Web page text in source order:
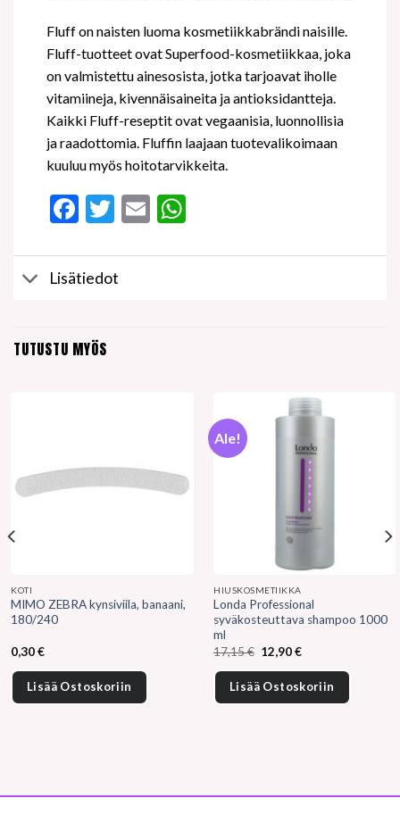
Fluff on naisten luoma kosmetiikkabrändi naisille.
Fluff-tuotteet ovat Superfood-kosmetiikkaa, joka
on valmistettu ainesosista, jotka tarjoavat iholle
vitamiineja, kivennäisaineita ja antioksidantteja.
Kaikki Fluff-reseptit ovat vegaanisia, luonnollisia
ja raadottomia. Fluffin laajaan tuotevalikoimaan
kuuluu myös hoitotarvikkeita.
Facebook
Twitter
EmailWhatsApp
Lisätiedot
TUTUSTU MYÖS
KOTI
MIMO ZEBRA kynsiviila, banaani,
180/240
0,30€
Lisää Ostoskoriin
Ale!
HIUSKOSMETIIKKA
Londa Professional
syväkosteuttava shampoo 1000
ml
17,15€ Alkuperäinen
hinta
oli:
17,15 €.
12,90€Nykyinen
on:
12,90 €.
Lisää Ostoskoriin